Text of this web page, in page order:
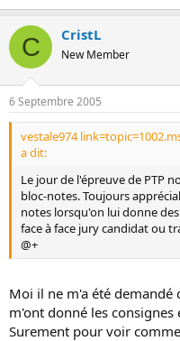
C CristL
New Member
6 Septembre 2005
vestale974
a dit:
Le jour de l'épreuve de PTP
bloc-notes. Toujours
notes lorsqu'on lui donne
face à face jury candidat ou
@+
Moi il ne m'a été
m'ont donné les
Surement pour voir